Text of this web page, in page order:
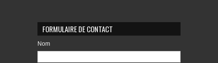
FORMULAIRE DE CONTACT
Nom